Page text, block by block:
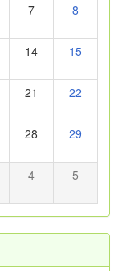
7 8
14 15
21 22
28 29
4 5